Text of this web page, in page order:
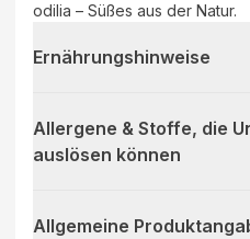
odilia – Süßes aus der Natur.
Ernährungshinweise
Allergene & Stoffe, die
auslösen können
Allgemeine